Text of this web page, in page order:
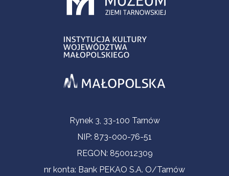
Informacje kontaktoweRynek 3, 33-100 Tarnów
NIP: 873-000-76-51
REGON: 850012309
nr konta: Bank PEKAO S.A. O/Tarnów